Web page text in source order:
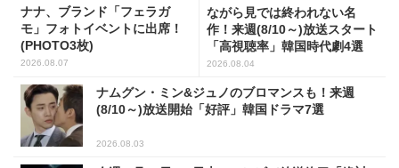
ナナ、ブランド「フェラガ
モ」フォトイベントに出席！
(PHOTO3枚)
2026.08.07
ながら見では終われない名
作！来週(8/10～)放送スタート
「高視聴率」韓国時代劇4選
2026.08.04
ナムグン・ミン&ジュノのブロマンスも！来週
(8/10～)放送開始「好評」韓国ドラマ7選
2026.08.03